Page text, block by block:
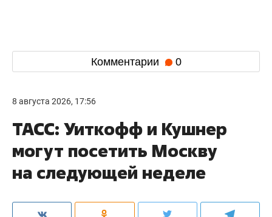
Комментарии 0
8 августа 2026, 17:56
ТАСС: Уиткофф и Кушнер
могут посетить Москву
на следующей неделе